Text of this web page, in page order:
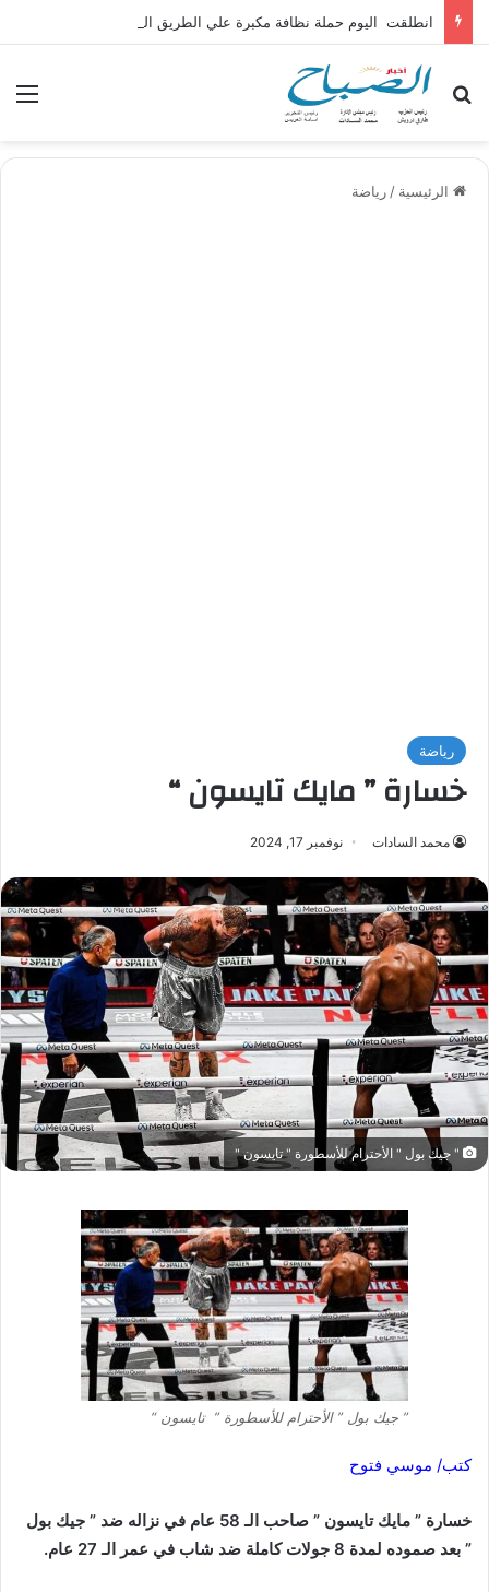
انطلقت اليوم حملة نظافة مكبرة علي الطريق الدولي الساحلي
بحث عن
الرئيسية / رياضة
رياضة
خسارة ” مايك تايسون “
محمد السادات نوفمبر 17, 2024
" جيك بول " الأحترام للأسطورة " تايسون "
” جيك بول ” الأحترام للأسطورة ” تايسون “
كتب/ موسي فتوح
خسارة ” مايك تايسون ” صاحب الـ 58 عام في نزاله ضد ” جيك بول
” بعد صموده لمدة 8 جولات كاملة ضد شاب في عمر الـ 27 عام.